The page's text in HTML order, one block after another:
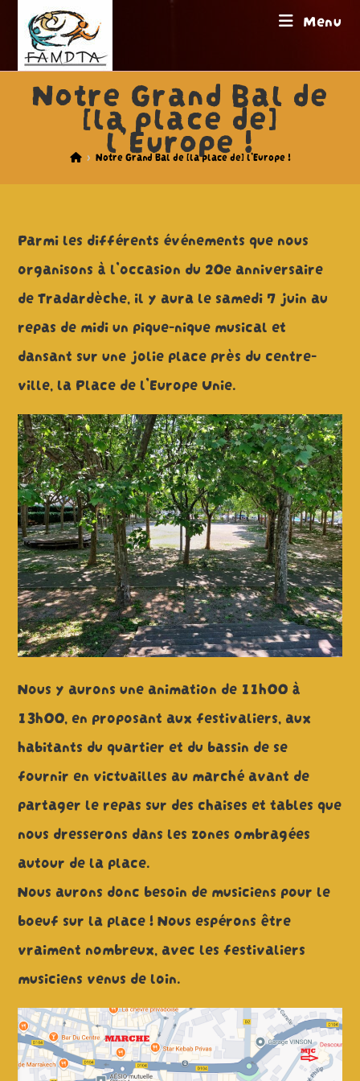
content
Menu
Notre Grand Bal de
[la place de]
l’Europe !
> Notre Grand Bal de [la place de] l’Europe !
Parmi les différents événements que nous
organisons à l’occasion du 20e anniversaire
de Tradardèche, il y aura le samedi 7 juin au
repas de midi un pique-nique musical et
dansant sur une jolie place près du centre-
ville, la Place de l’Europe Unie.
Nous y aurons une animation de 11h00 à
13h00, en proposant aux festivaliers, aux
habitants du quartier et du bassin de se
fournir en victuailles au marché avant de
partager le repas sur des chaises et tables que
nous dresserons dans les zones ombragées
autour de la place.
Nous aurons donc besoin de musiciens pour le
boeuf sur la place ! Nous espérons être
vraiment nombreux, avec les festivaliers
musiciens venus de loin.